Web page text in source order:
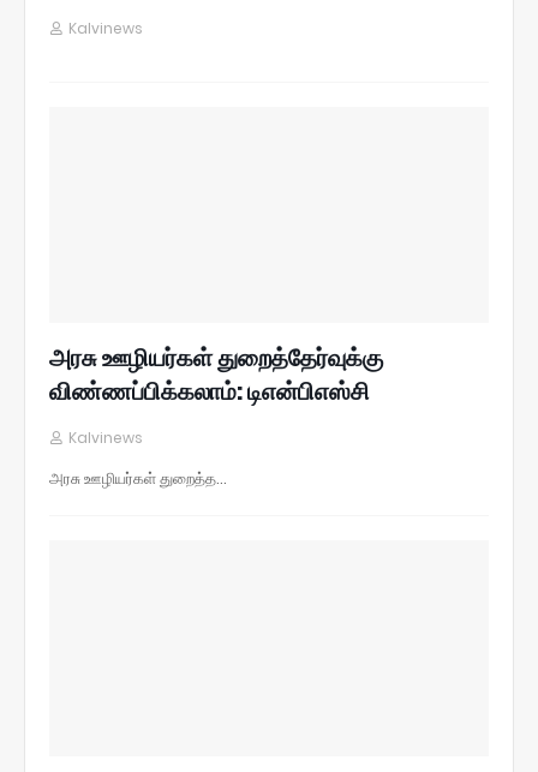
Kalvinews
அரசு ஊழியர்கள் துறைத்தேர்வுக்கு
விண்ணப்பிக்கலாம்: டிஎன்பிஎஸ்சி
Kalvinews
அரசு ஊழியர்கள் துறைத்த…